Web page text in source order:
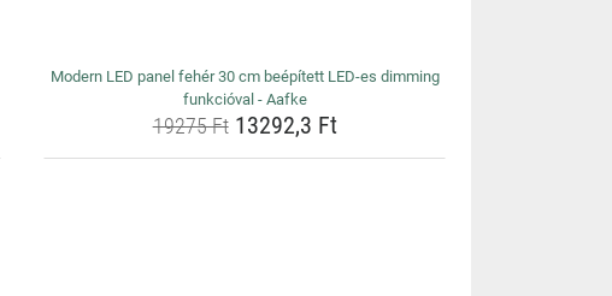
Modern LED panel fehér 30 cm beépített LED-es dimming
funkcióval - Aafke
19275 Ft13292,3 Ft